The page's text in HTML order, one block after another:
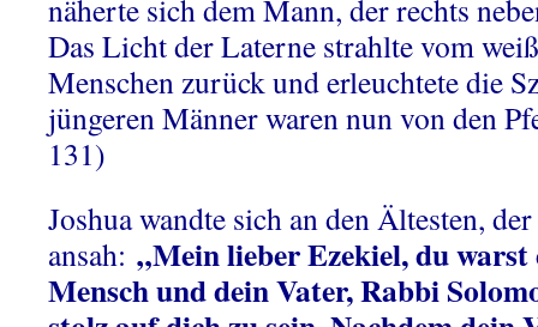
näherte sich dem Mann, der rechts
Das Licht der Laterne strahlte vom
Menschen zurück und erleuchtete die
jüngeren Männer waren nun von den
131)
Joshua wandte sich an den Ältesten,
ansah: „Mein lieber Ezekiel, du
Mensch und dein Vater, Rabbi